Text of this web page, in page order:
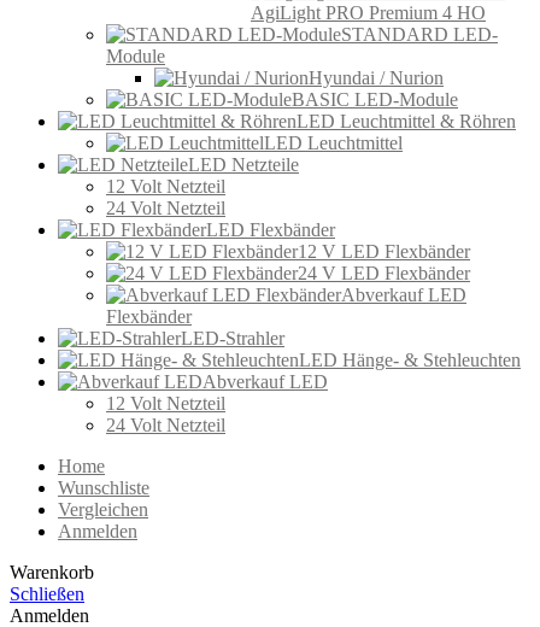
AgiLight PRO Premium 4 HO
STANDARD LED-
Module
Hyundai / Nurion
BASIC LED-Module
LED Leuchtmittel & Röhren
LED Leuchtmittel
LED Netzteile
12 Volt Netzteil
24 Volt Netzteil
LED Flexbänder
12 V LED Flexbänder
24 V LED Flexbänder
Abverkauf LED
Flexbänder
LED-Strahler
LED Hänge- & Stehleuchten
Abverkauf LED
12 Volt Netzteil
24 Volt Netzteil
Home
Wunschliste
Vergleichen
Anmelden
Warenkorb
Schließen
Anmelden